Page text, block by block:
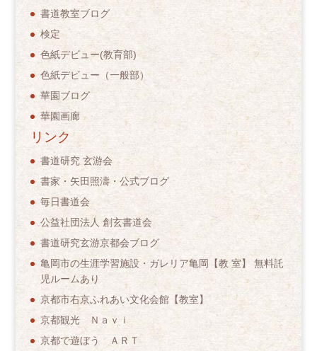
書道教室ブログ
検定
色紙デビュー(教育部)
色紙デビュー（一般部）
華園ブログ
華園画廊
リンク
書道研究 玄游会
書家・矢田照濤・公式ブログ
毎日書道会
公益社団法人 創玄書道会
書道研究玄游京都会ブログ
亀岡市の生涯学習施設・ガレリア亀岡【教 室】 無料託
児ルームあり
京都市右京ふれあい文化会館【教室】
京都観光 Ｎａｖｉ
京都で遊ぼう ＡＲＴ